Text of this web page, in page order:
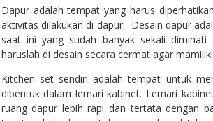
Dapur adalah tempat yang harus
aktivitas dilakukan di dapur. Desain dapur
saat ini yang sudah banyak sekali
haruslah di desain secara cermat agar
Kitchen set sendiri adalah tempat untuk
dibentuk dalam lemari kabinet. Lemari
ruang dapur lebih rapi dan tertata dengan